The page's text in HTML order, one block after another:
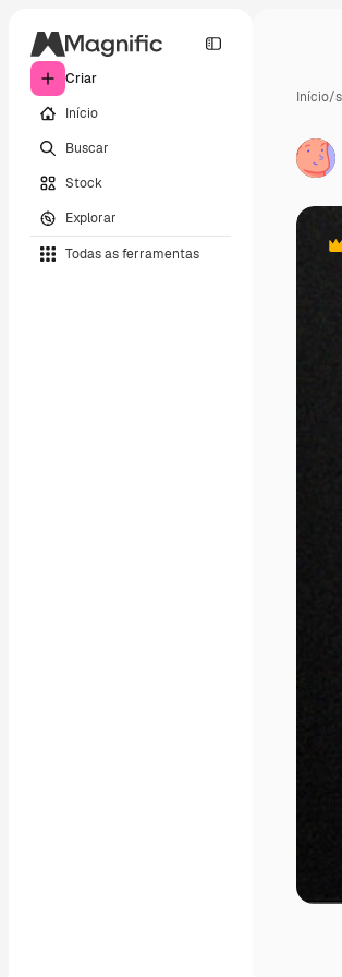
Criar
Início
Buscar
Stock
Explorar
Todas as ferramentas
Início/